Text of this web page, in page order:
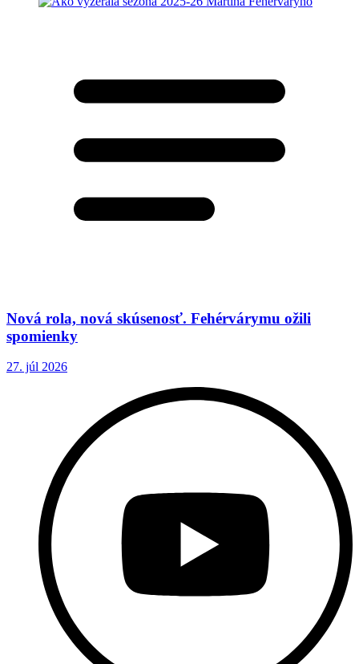
Nová rola, nová skúsenosť. Fehérvárymu ožili
spomienky
27. júl 2026